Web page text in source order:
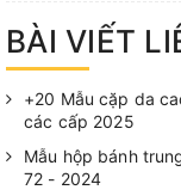
BÀI VIẾT
+20 Mẫu cặp da
các cấp 2025
Mẫu hộp bánh
72 - 2024